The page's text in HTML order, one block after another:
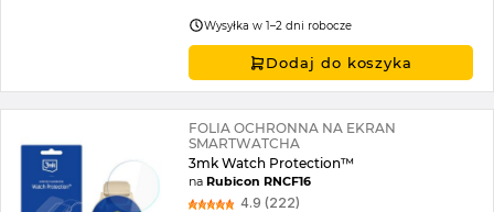
Wysyłka w 1–2 dni robocze
Dodaj do koszyka
FOLIA OCHRONNA NA EKRAN
SMARTWATCHA
3mk Watch Protection™
naRubicon RNCF16
4.9 (222)